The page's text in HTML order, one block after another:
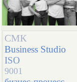
СМК
Business Studio
ISO
9001